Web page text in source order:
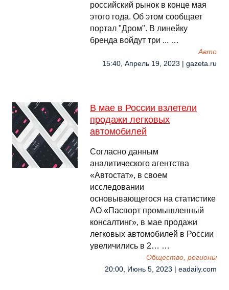
российский рынок в конце мая
этого года. Об этом сообщает
портал "Дром". В линейку
бренда войдут три ... …
Авто
15:40, Апрель 19, 2023 | gazeta.ru
В мае в России взлетели
продажи легковых
автомобилей
Согласно данным
аналитического агентства
«Автостат», в своем
исследовании
основывающегося на статистике
АО «Паспорт промышленный
консалтинг», в мае продажи
легковых автомобилей в России
увеличились в 2… …
Общество, регионы
20:00, Июнь 5, 2023 | eadaily.com